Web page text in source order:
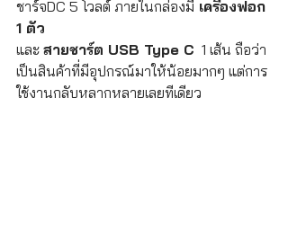
ชาร์จDC 5 โวลต์ ภายในกล่องมี เครื่องฟอก
1 ตัว
และ สายชาร์ต USB Type C
  1 เส้น ถือว่า
เป็นสินค้าที่มีอุปกรณ์มาให้น้อยมากๆ แต่การ
ใช้งานกลับหลากหลายเลยทีเดียว